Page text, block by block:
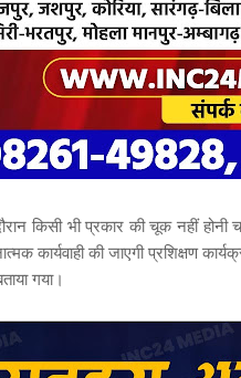
किसी भी प्रकार की चूक नहीं होनी
कार्यवाही की जाएगी प्रशिक्षण
गया।